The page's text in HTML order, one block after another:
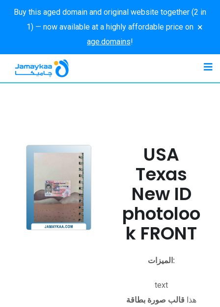
Buy this aged domain and original website together (2 in
1) — now available at a highly affordable price on
age.domains!
×
USA
Texas
New ID
photoloo
k FRONT
الميزات:
text
هذا قالب صورة بطاقة